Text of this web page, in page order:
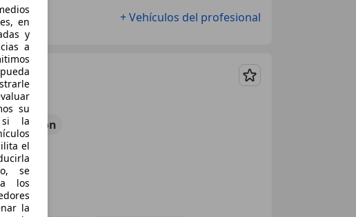
+ Vehículos del profesional
Guardar
en
y
a
su
si la
el
se
los
la